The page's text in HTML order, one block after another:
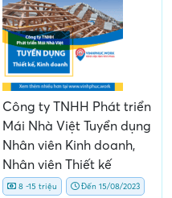
Công ty TNHH Phát triển
Mái Nhà Việt Tuyển dụng
Nhân viên Kinh doanh,
Nhân viên Thiết kế
8 -15 triệu Đến 15/08/2023